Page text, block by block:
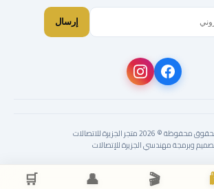
إرسال
© 2026 متجر الجزيرة للاتصالات
وبرمجة مهندسي الجزيرة للإتصالات
🎬
👤
🛒